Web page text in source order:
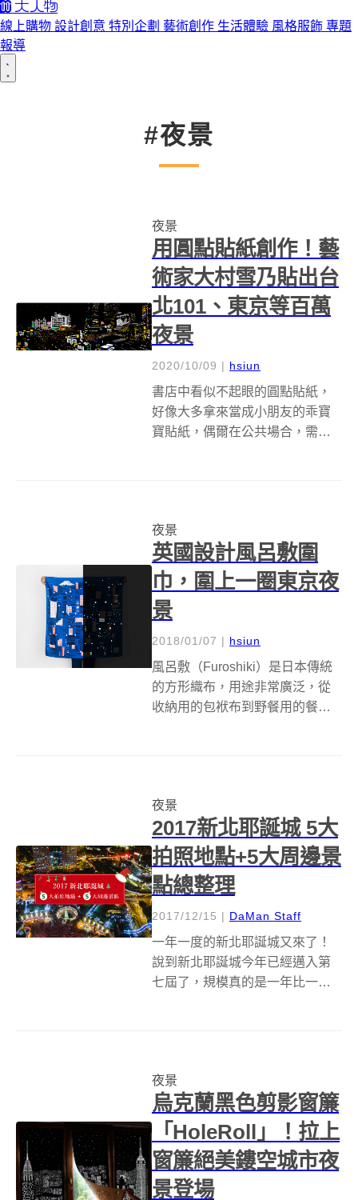
線上購物 設計創意 特別企劃 藝術創作 生活體驗 風格服飾 專題
報導
#夜景
夜景
用圓點貼紙創作！藝
術家大村雪乃貼出台
北101、東京等百萬
夜景
2020/10/09 | hsiun
書店中看似不起眼的圓點貼紙，
好像大多拿來當成小朋友的乖寶
寶貼紙，偶爾在公共場合，需要
夜景一樣美麗。 大村將攝影中常
用的散景技巧，...
夜景
英國設計風呂敷圍
巾，圍上一圈東京夜
景
2018/01/07 | hsiun
風呂敷（Furoshiki）是日本傳統
的方形織布，用途非常廣泛，從
收納用的包袱布到野餐用的餐巾
的藝術家合作...
夜景
2017新北耶誕城 5大
拍照地點+5大周邊景
點總整理
2017/12/15 | DaMan Staff
一年一度的新北耶誕城又來了！
說到新北耶誕城今年已經邁入第
七屆了，規模真的是一年比一年
潮都比往常假日還要多很多，打
開臉書、ig ...
夜景
烏克蘭黑色剪影窗簾
「HoleRoll」！拉上
窗簾絕美鏤空城市夜
景登場